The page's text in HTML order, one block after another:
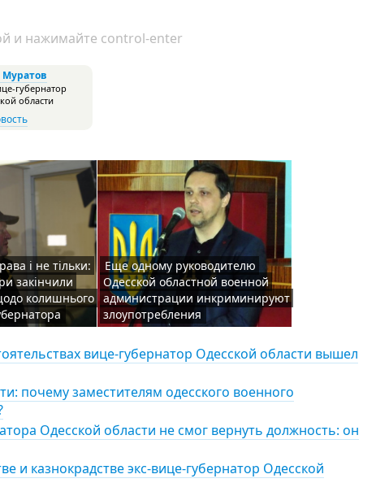
и нажимайте control-enter
Муратов
губернатор
области
і не тільки:
закінчили
колишнього
Еще одному руководителю
Одесской областной военной
администрации инкриминируют
злоупотребления
вице-губернатор Одесской области вышел
почему заместителям одесского военного
Одесской области не смог вернуть должность: он
и казнокрадстве экс-вице-губернатор Одесской